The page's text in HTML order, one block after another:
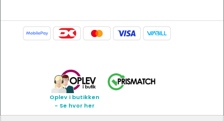
Oplev i butikken
- Se hvor her